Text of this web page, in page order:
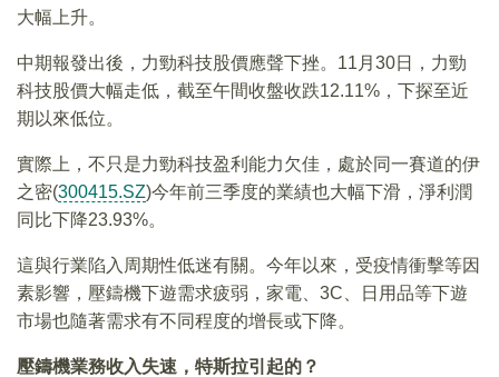
大幅上升。
中期報發出後，力勁科技股價應聲下挫。11月30日，力勁
科技股價大幅走低，截至午間收盤收跌12.11%，下探至近
期以來低位。
實際上，不只是力勁科技盈利能力欠佳，處於同一賽道的伊
之密(300415.SZ)今年前三季度的業績也大幅下滑，淨利潤
同比下降23.93%。
這與行業陷入周期性低迷有關。今年以來，受疫情衝擊等因
素影響，壓鑄機下遊需求疲弱，家電、3C、日用品等下遊
市場也隨著需求有不同程度的增長或下降。
壓鑄機業務收入失速，特斯拉引起的？